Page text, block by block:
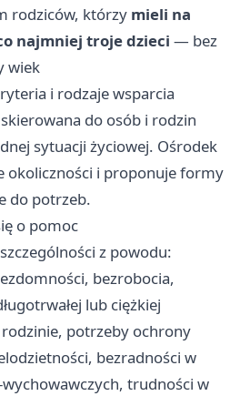
rodziców, którzy mieli na
najmniej troje dzieci — bez
wiek
i rodzaje wsparcia
do osób i rodzin
sytuacji życiowej. Ośrodek
okoliczności i proponuje formy
do potrzeb.
o pomoc
z powodu:
bezrobocia,
lub ciężkiej
potrzeby ochrony
bezradności w
trudności w